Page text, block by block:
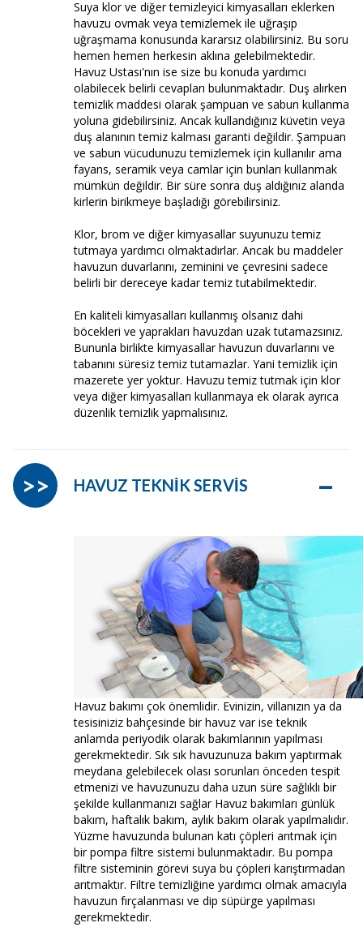
Suya klor ve diğer temizleyici kimyasalları eklerken
havuzu ovmak veya temizlemek ile uğraşıp
uğraşmama konusunda kararsız olabilirsiniz. Bu soru
hemen hemen herkesin aklına gelebilmektedir.
Havuz Ustası'nın ise size bu konuda yardımcı
olabilecek belirli cevapları bulunmaktadır. Duş alırken
temizlik maddesi olarak şampuan ve sabun kullanma
yoluna gidebilirsiniz. Ancak kullandığınız küvetin veya
duş alanının temiz kalması garanti değildir. Şampuan
ve sabun vücudunuzu temizlemek için kullanılır ama
fayans, seramik veya camlar için bunları kullanmak
mümkün değildir. Bir süre sonra duş aldığınız alanda
kirlerin birikmeye başladığı görebilirsiniz.
Klor, brom ve diğer kimyasallar suyunuzu temiz
tutmaya yardımcı olmaktadırlar. Ancak bu maddeler
havuzun duvarlarını, zeminini ve çevresini sadece
belirli bir dereceye kadar temiz tutabilmektedir.
En kaliteli kimyasalları kullanmış olsanız dahi
böcekleri ve yaprakları havuzdan uzak tutamazsınız.
Bununla birlikte kimyasallar havuzun duvarlarını ve
tabanını süresiz temiz tutamazlar. Yani temizlik için
mazerete yer yoktur. Havuzu temiz tutmak için klor
veya diğer kimyasalları kullanmaya ek olarak ayrıca
düzenlik temizlik yapmalısınız.
HAVUZ TEKNİK SERVİS –
>>
Havuz bakımı çok önemlidir. Evinizin, villanızın ya da
tesisiniziz bahçesinde bir havuz var ise teknik
anlamda periyodik olarak bakımlarının yapılması
gerekmektedir. Sık sık havuzunuza bakım yaptırmak
meydana gelebilecek olası sorunları önceden tespit
etmenizi ve havuzunuzu daha uzun süre sağlıklı bir
şekilde kullanmanızı sağlar Havuz bakımları günlük
bakım, haftalık bakım, aylık bakım olarak yapılmalıdır.
Yüzme havuzunda bulunan katı çöpleri arıtmak için
bir pompa filtre sistemi bulunmaktadır. Bu pompa
filtre sisteminin görevi suya bu çöpleri karıştırmadan
arıtmaktır. Filtre temizliğine yardımcı olmak amacıyla
havuzun fırçalanması ve dip süpürge yapılması
gerekmektedir.